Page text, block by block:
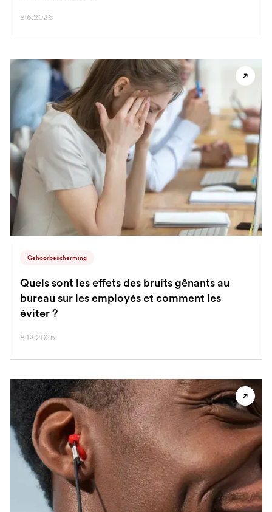
8.6.2026
Gehoorbescherming
Quels sont les effets des bruits gênants au
bureau sur les employés et comment les
éviter ?
8.12.2025